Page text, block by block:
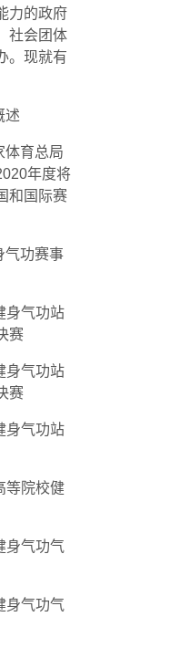
力的政府
社会团体
。现就有
述
体育总局
年度将
和国际赛
气功赛事
身气功站
赛
身气功站
赛
身气功站
等院校健
身气功气
身气功气